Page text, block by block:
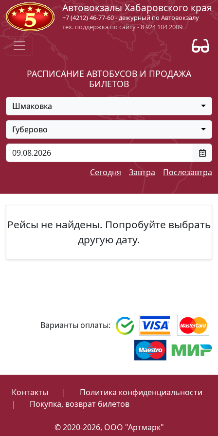
Автовокзалы Хабаровского края
+7 (4212) 46-77-60 - дежурный по Автовокзалу
тех. поддержка по сайту - 8 924 104 2009
РАСПИСАНИЕ АВТОБУСОВ И ПРОДАЖА
БИЛЕТОВ
Шмаковка
Губерово
Сегодня Завтра Послезавтра
Рейсы не найдены. Попробуйте выбрать
другую дату.
Варианты оплаты:
Контакты |
Политика конфиденциальности
|
Покупка, возврат билетов
© 2020-2026, ООО "Артмарк"